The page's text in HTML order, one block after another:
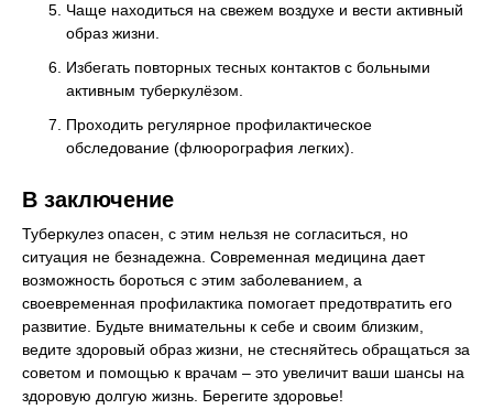
Чаще находиться на свежем воздухе и вести активный
образ жизни.
Избегать повторных тесных контактов с больными
активным туберкулёзом.
Проходить регулярное профилактическое
обследование (флюорография легких).
В заключение
Туберкулез опасен, с этим нельзя не согласиться, но
ситуация не безнадежна. Современная медицина дает
возможность бороться с этим заболеванием, а
своевременная профилактика помогает предотвратить его
развитие. Будьте внимательны к себе и своим близким,
ведите здоровый образ жизни, не стесняйтесь обращаться за
советом и помощью к врачам – это увеличит ваши шансы на
здоровую долгую жизнь. Берегите здоровье!